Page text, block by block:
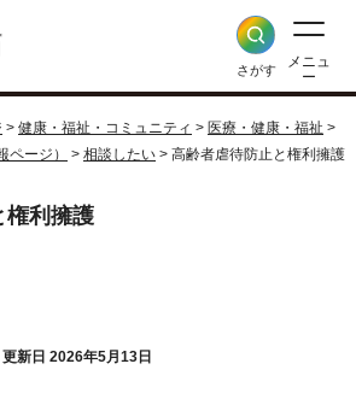
さがす
メニュ
ー
> 健康・福祉・コミュニティ > 医療・健康・福祉 >
ージ）
> 相談したい > 高齢者虐待防止と権利擁護
権利擁護
新日 2026年5月13日